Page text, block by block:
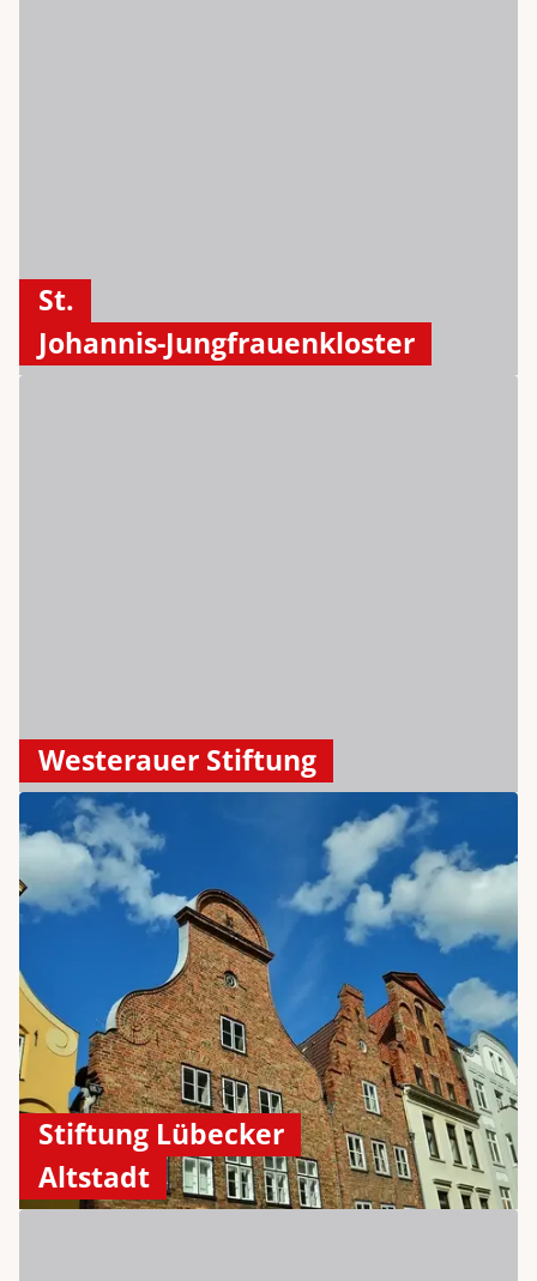
St.
Johannis-Jungfrauenkloster
Westerauer Stiftung
Stiftung Lübecker
Altstadt